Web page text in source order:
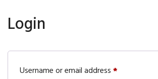
Login
Username or email address*